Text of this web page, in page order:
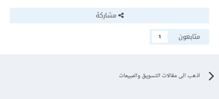
مشاركة
متابعون
1
اذهب الى مقالات التسويق والمبيعات